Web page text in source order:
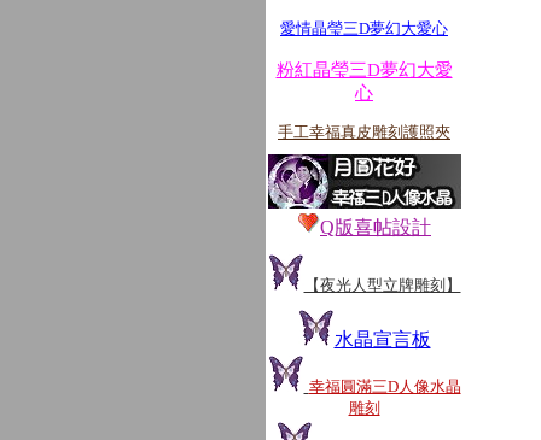
愛情晶瑩三D夢幻大愛心
粉紅晶瑩三D夢幻大愛
心
手工幸福真皮雕刻護照夾
Q版喜帖設計
【夜光人型立牌雕刻】
水晶宣言板
幸福圓滿三D人像水晶
雕刻